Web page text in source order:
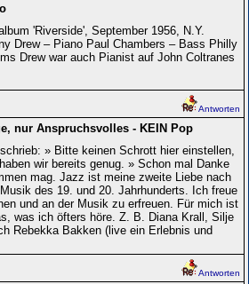
'Riverside', September 1956, N.Y.
Drew – Piano Paul Chambers – Bass Philly
Drew war auch Pianist auf John Coltranes
Antworten
nur Anspruchsvolles - KEIN Pop
» Bitte keinen Schrott hier einstellen,
wir bereits genug. » Schon mal Danke
mag. Jazz ist meine zweite Liebe nach
des 19. und 20. Jahrhunderts. Ich freue
und an der Musik zu erfreuen. Für mich ist
was ich öfters höre. Z. B. Diana Krall, Silje
Rebekka Bakken (live ein Erlebnis und
Antworten